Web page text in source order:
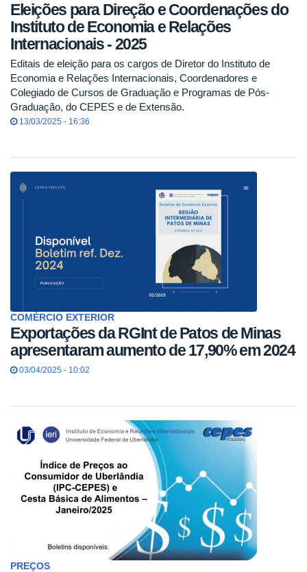
Eleições para Direção e Coordenações do
Instituto de Economia e Relações
Internacionais - 2025
Editais de eleição para os cargos de Diretor do Instituto de
Economia e Relações Internacionais, Coordenadores e
Colegiado de Cursos de Graduação e Programas de Pós-
Graduação, do CEPES e de Extensão.
13/03/2025 - 16:36
COMÉRCIO EXTERIOR
Exportações da RGInt de Patos de Minas
apresentaram aumento de 17,90% em 2024
03/04/2025 - 10:02
PREÇOS